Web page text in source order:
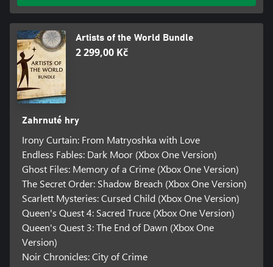
Artists of the World Bundle
2 299,00 Kč
Zahrnuté hry
Irony Curtain: From Matryoshka with Love
Endless Fables: Dark Moor (Xbox One Version)
Ghost Files: Memory of a Crime (Xbox One Version)
The Secret Order: Shadow Breach (Xbox One Version)
Scarlett Mysteries: Cursed Child (Xbox One Version)
Queen's Quest 4: Sacred Truce (Xbox One Version)
Queen's Quest 3: The End of Dawn (Xbox One
Version)
Noir Chronicles: City of Crime